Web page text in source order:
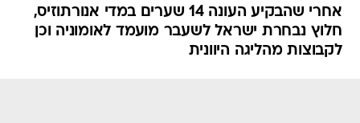
אחרי שהבקיע העונה 14 שערים במדי אנורתוזיס,
חלוץ נבחרת ישראל לשעבר מועמד לאומוניה וכן
לקבוצות מהליגה היוונית